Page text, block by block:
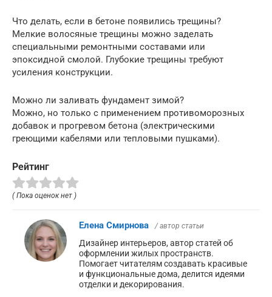
Что делать, если в бетоне появились трещины?
Мелкие волосяные трещины можно заделать
специальными ремонтными составами или
эпоксидной смолой. Глубокие трещины требуют
усиления конструкции.
Можно ли заливать фундамент зимой?
Можно, но только с применением противоморозных
добавок и прогревом бетона (электрическими
греющими кабелями или тепловыми пушками).
Рейтинг
( Пока оценок нет )
Елена Смирнова / автор статьи
Дизайнер интерьеров, автор статей об
оформлении жилых пространств.
Помогает читателям создавать красивые
и функциональные дома, делится идеями
отделки и декорирования.